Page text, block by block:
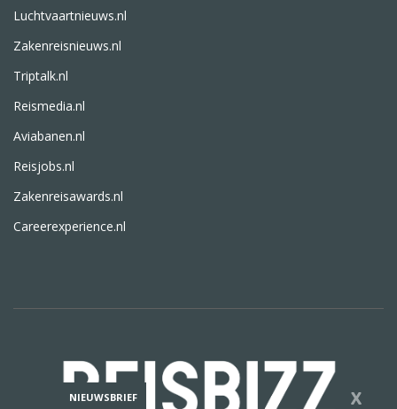
Luchtvaartnieuws.nl
Zakenreisnieuws.nl
Triptalk.nl
Reismedia.nl
Aviabanen.nl
Reisjobs.nl
Zakenreisawards.nl
Careerexperience.nl
NIEUWSBRIEF X